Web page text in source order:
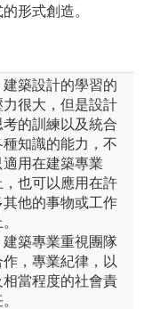
的形式創造。
建築設計的學習的
力很大，但是設計
考的訓練以及統合
種知識的能力，不
適用在建築專業
，也可以應用在許
其他的事物或工作
。
建築專業重視團隊
作，專業紀律，以
相當程度的社會責